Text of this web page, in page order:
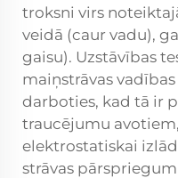
troksni virs
veidā (caur vadu),
gaisu). Uzstāvības
maiņstrāvas
darboties, kad tā ir
traucējumu
elektrostatiskai
strāvas